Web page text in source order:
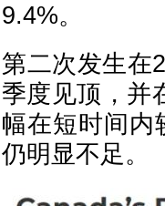
9.4%。
第二次发生在
季度见顶，并
幅在短时间内
仍明显不足。